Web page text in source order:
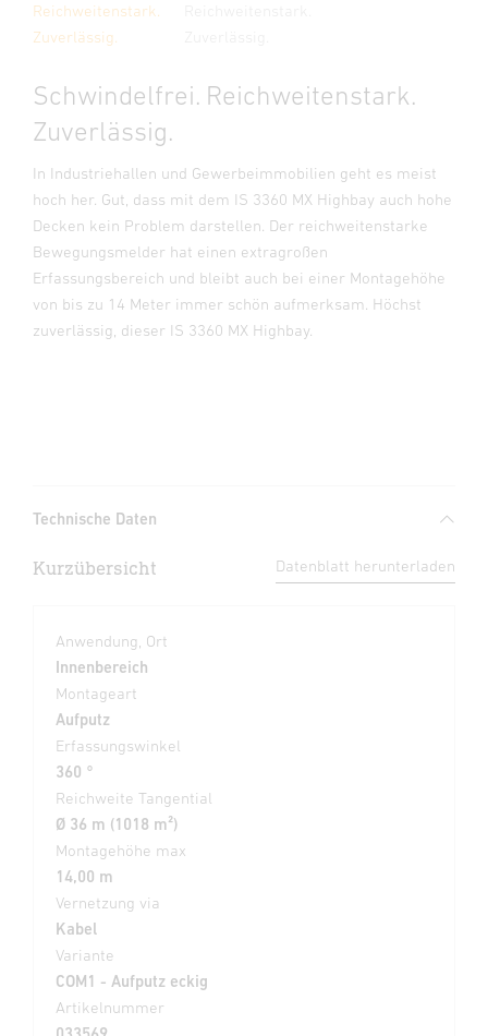
Reichweitenstark.
Zuverlässig.
Schwindelfrei. Reichweitenstark.
Zuverlässig.
In Industriehallen und Gewerbeimmobilien geht es meist
hoch her. Gut, dass mit dem IS 3360 MX Highbay auch hohe
Decken kein Problem darstellen. Der reichweitenstarke
Bewegungsmelder hat einen extragroßen
Erfassungsbereich und bleibt auch bei einer Montagehöhe
von bis zu 14 Meter immer schön aufmerksam. Höchst
zuverlässig, dieser IS 3360 MX Highbay.
Technische Daten
Kurzübersicht Datenblatt herunterladen
Anwendung, Ort
Innenbereich
Montageart
Aufputz
Erfassungswinkel
360 °
Reichweite Tangential
Ø 36 m (1018 m²)
Montagehöhe max
14,00 m
Vernetzung via
Kabel
Variante
COM1 - Aufputz eckig
Artikelnummer